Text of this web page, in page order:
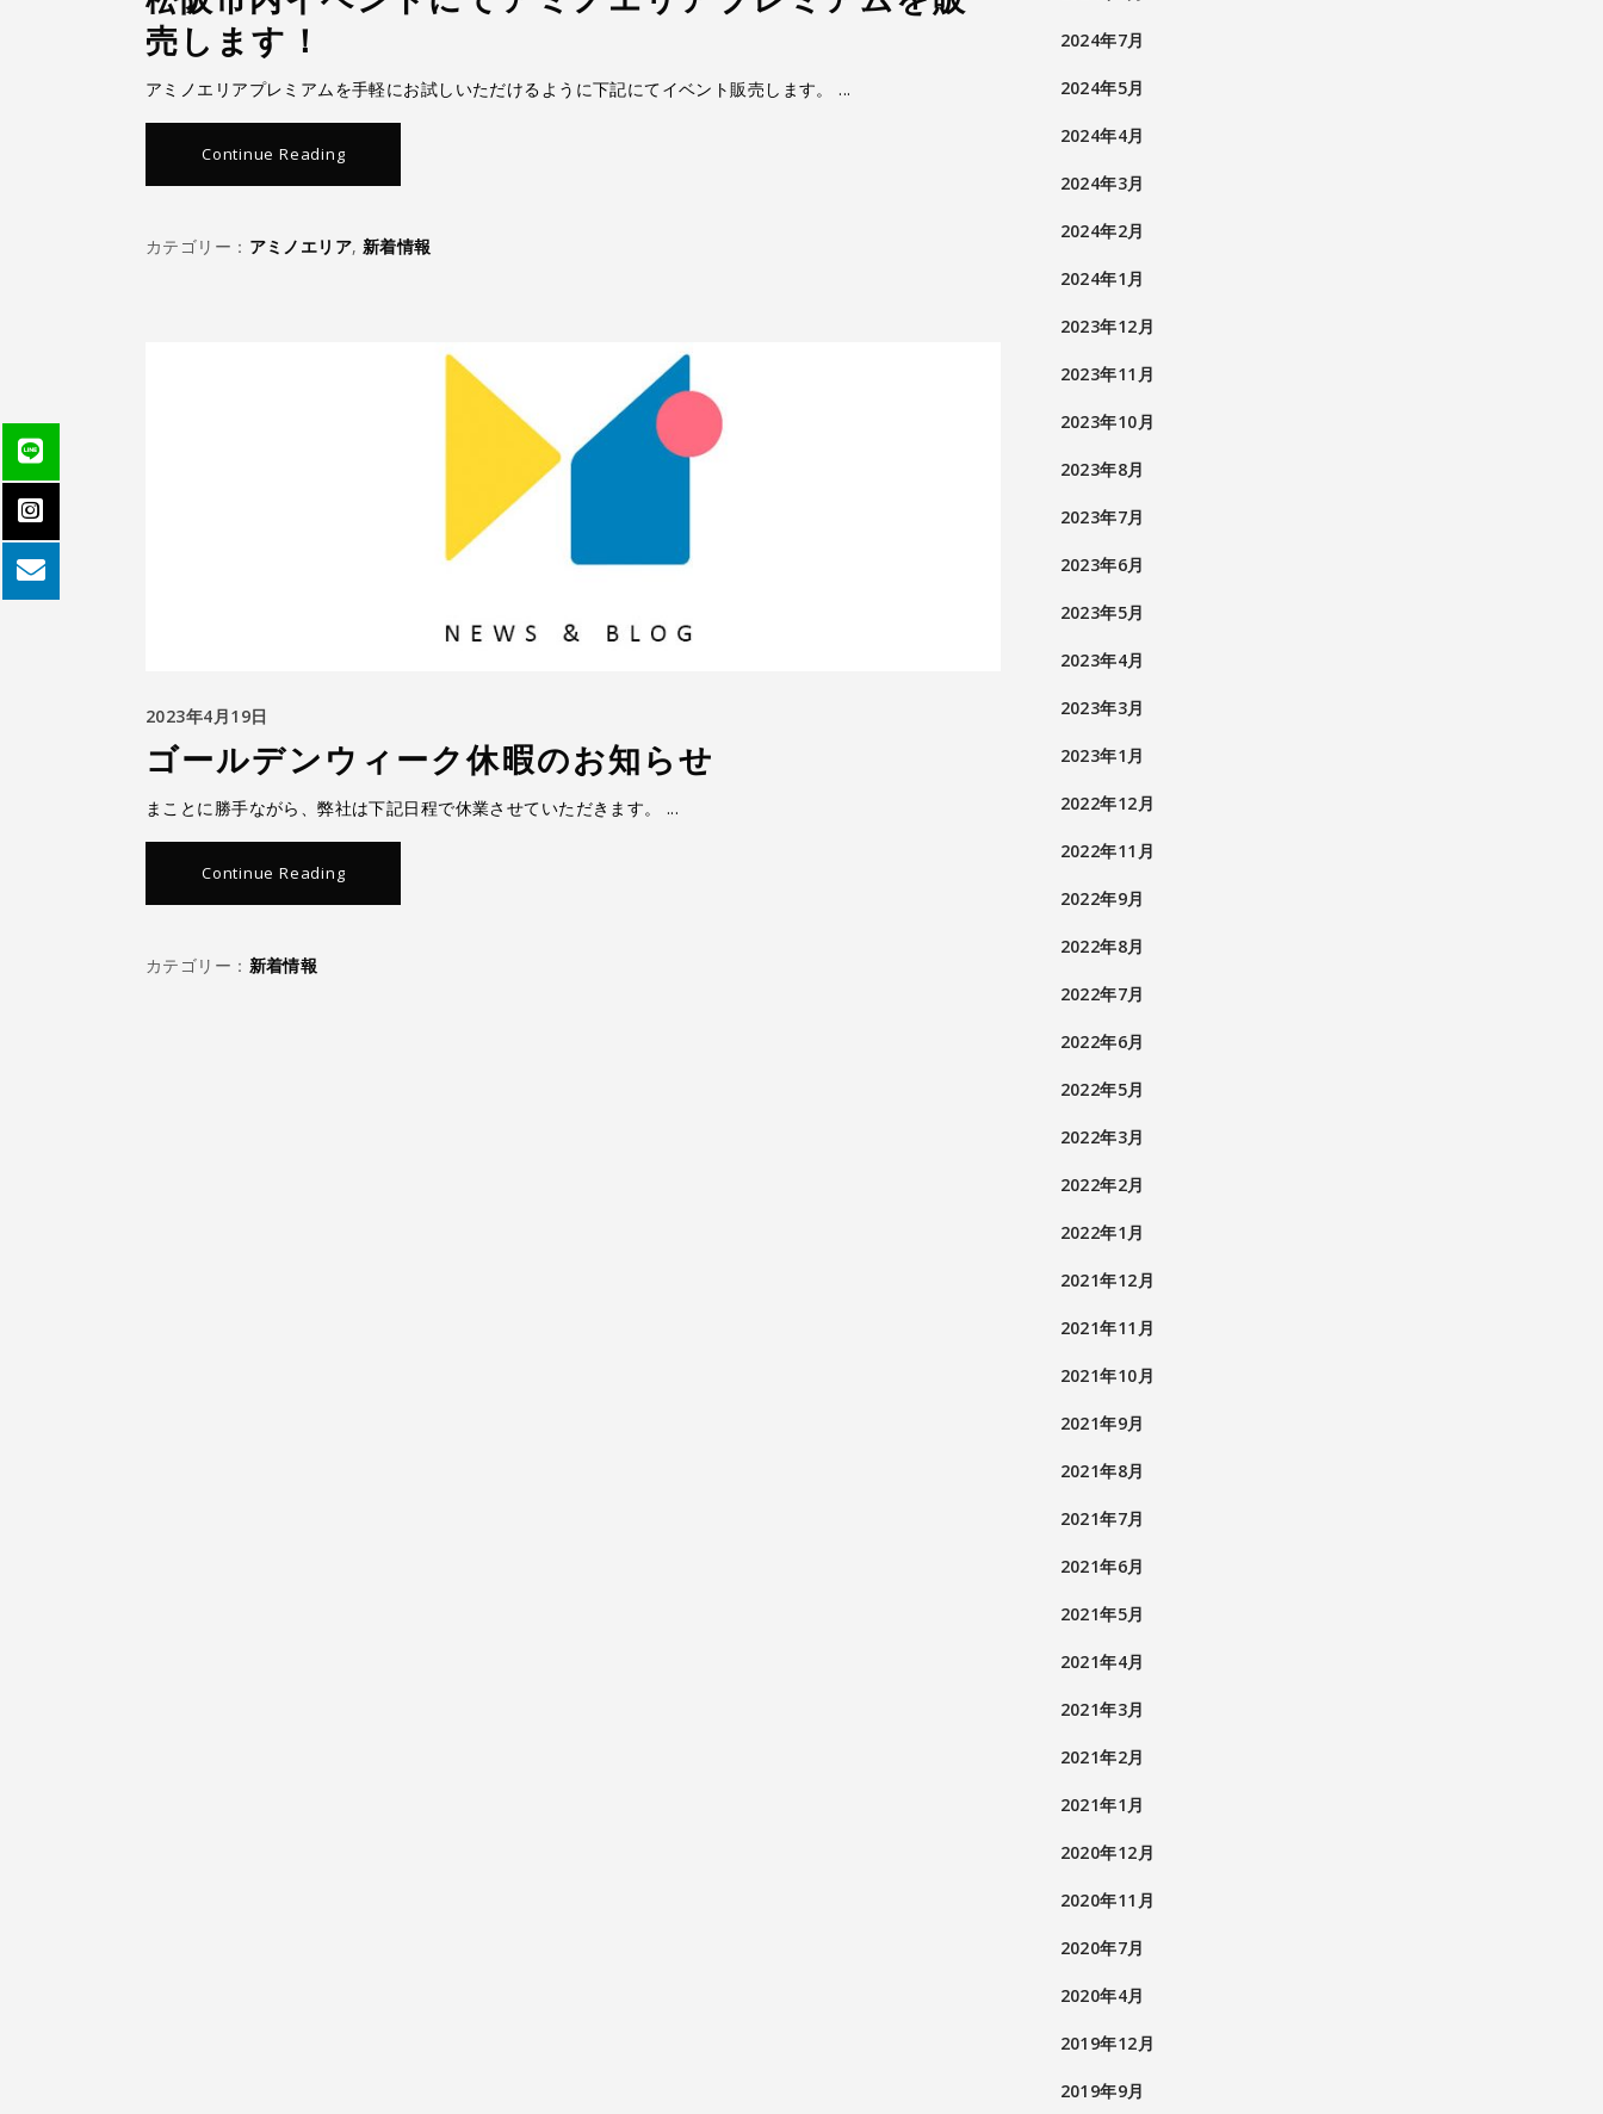
売します！
アミノエリアプレミアムを手軽にお試しいただけるように下記にてイベント販売します。
Continue Reading
カテゴリー： アミノエリア, 新着情報
2023年4月19日
ゴールデンウィーク休暇のお知らせ
まことに勝手ながら、弊社は下記日程で休業させていただきます。
Continue Reading
カテゴリー： 新着情報
2024年7月
2024年5月
2024年4月
2024年3月
2024年2月
2024年1月
2023年12月
2023年11月
2023年10月
2023年8月
2023年7月
2023年6月
2023年5月
2023年4月
2023年3月
2023年1月
2022年12月
2022年11月
2022年9月
2022年8月
2022年7月
2022年6月
2022年5月
2022年3月
2022年2月
2022年1月
2021年12月
2021年11月
2021年10月
2021年9月
2021年8月
2021年7月
2021年6月
2021年5月
2021年4月
2021年3月
2021年2月
2021年1月
2020年12月
2020年11月
2020年7月
2020年4月
2019年12月
2019年9月